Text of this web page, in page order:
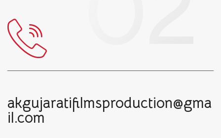
akgujaratifilmsproduction@gma
il.com